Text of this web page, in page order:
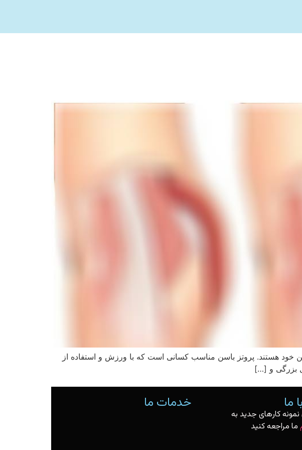
خود هستند. پروتز باسن مناسب کسانی است که با ورزش و استفاده از
بزرگی و […]
ما
نمونه کارهای جدید به
ما مراجعه کنید
خدمات ما